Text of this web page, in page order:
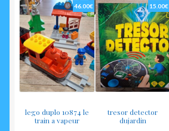
lego duplo 10874 le
train a vapeur
46.00€
tresor detector
dujardin
15.00€